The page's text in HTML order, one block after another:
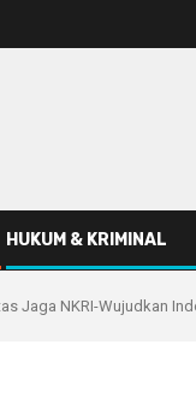
HUKUM & KRIMINAL
Jaga NKRI-Wujudkan